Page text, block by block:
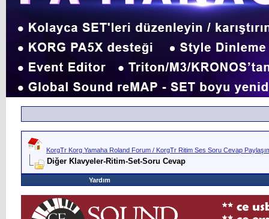
KorgTr Korg Yamaha Roland Forum / KorgTr Ritim Ses Soru Cevap
Diğer Klavyeler-Ritim-Set-Soru Cevap
Yardım